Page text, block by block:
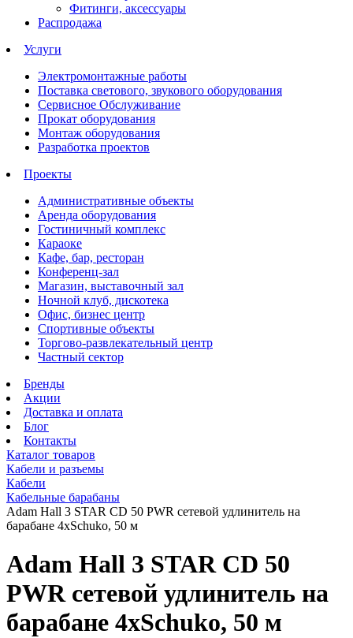
Фитинги, аксессуары
Распродажа
Услуги
Электромонтажные работы
Поставка светового, звукового оборудования
Сервисное Обслуживание
Прокат оборудования
Монтаж оборудования
Разработка проектов
Проекты
Административные объекты
Аренда оборудования
Гостиничный комплекс
Караоке
Кафе, бар, ресторан
Конференц-зал
Магазин, выставочный зал
Ночной клуб, дискотека
Офис, бизнес центр
Спортивные объекты
Торгово-развлекательный центр
Частный сектор
Бренды
Акции
Доставка и оплата
Блог
Контакты
Каталог товаров
Кабели и разъемы
Кабели
Кабельные барабаны
Adam Hall 3 STAR CD 50 PWR сетевой удлинитель на
барабане 4хSchuko, 50 м
Adam Hall 3 STAR CD 50
PWR сетевой удлинитель на
барабане 4хSchuko, 50 м